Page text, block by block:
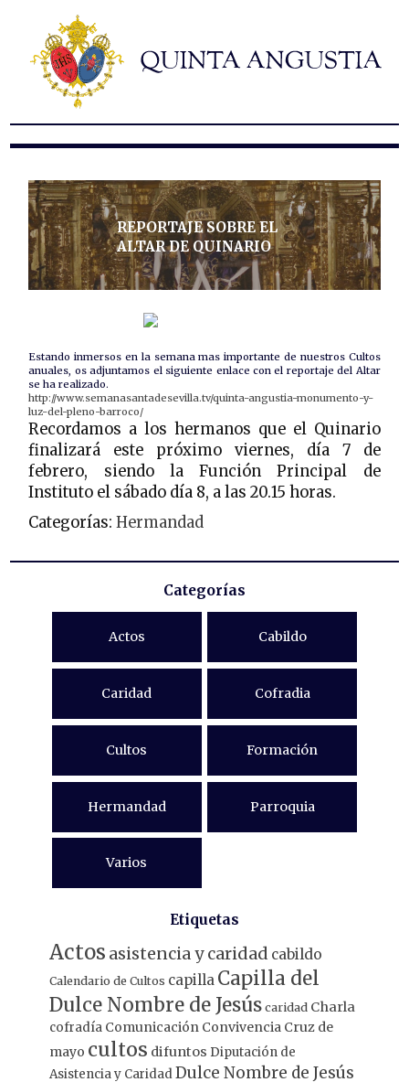
Hermandad
Titulares
Historia y patrimonio
Noticias
Formularios
REPORTAJE SOBRE EL
ALTAR DE QUINARIO
Estando inmersos en la semana mas importante de nuestros Cultos
anuales, os adjuntamos el siguiente enlace con el reportaje del Altar
se ha realizado.
http://www.semanasantadesevilla.tv/quinta-angustia-monumento-y-
luz-del-pleno-barroco/
Recordamos a los hermanos que el Quinario
finalizará este próximo viernes, día 7 de
febrero, siendo la Función Principal de
Instituto el sábado día 8, a las 20.15 horas.
Categorías:Hermandad
Categorías
Actos Cabildo
Caridad Cofradia
Cultos Formación
Hermandad Parroquia
Varios
Etiquetas
Actos asistencia y caridad cabildo
Calendario de Cultos capilla Capilla del
Dulce Nombre de Jesús caridad Charla
cofradía Comunicación Convivencia Cruz de
mayo cultos difuntos Diputación de
Asistencia y CaridadDulce Nombre de Jesús